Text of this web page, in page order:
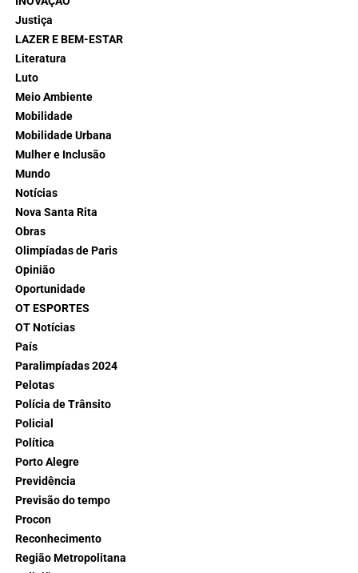
Justiça
LAZER E BEM-ESTAR
Literatura
Luto
Meio Ambiente
Mobilidade
Mobilidade Urbana
Mulher e Inclusão
Mundo
Notícias
Nova Santa Rita
Obras
Olimpíadas de Paris
Opinião
Oportunidade
OT ESPORTES
OT Notícias
País
Paralimpíadas 2024
Pelotas
Polícia de Trânsito
Policial
Política
Porto Alegre
Previdência
Previsão do tempo
Procon
Reconhecimento
Região Metropolitana